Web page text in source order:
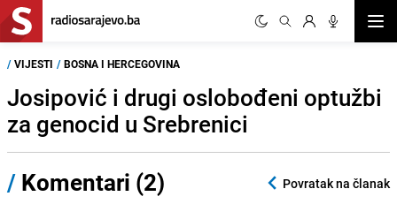
/ VIJESTI / BOSNA I HERCEGOVINA
Josipović i drugi oslobođeni optužbi
za genocid u Srebrenici
/ Komentari (2) Povratak na članak